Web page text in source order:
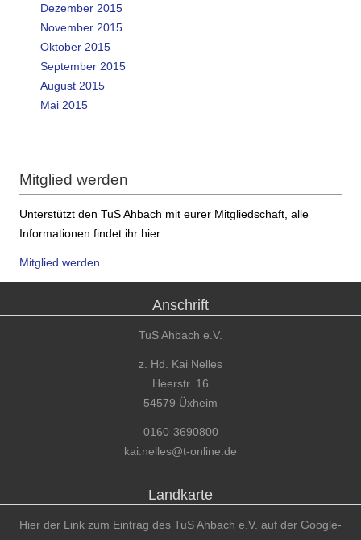
Dezember 2015
November 2015
Oktober 2015
September 2015
August 2015
Mai 2015
Mitglied werden
Unterstützt den TuS Ahbach mit eurer Mitgliedschaft, alle
Informationen findet ihr hier:
Mitglied werden...
Anschrift
TuS Ahbach e.V.
z. Hd. Kai Nelles
Heerstr. 16
54579 Üxheim
0160-3690800
kai.nelles@t-online.de
Landkarte
Hier der Link zum Eintrag des TuS Ahbach e.V. auf der Google-